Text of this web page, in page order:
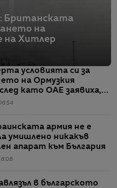
Британската
на
на Хитлер
условията си за
на Ормузкия
като ОАЕ заявиха,
корабите им е бил
армия не е
умишлено никакъв
апарат към България
в българското